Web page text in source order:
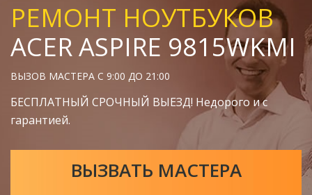
РЕМОНТ НОУТБУКОВ
ACER ASPIRE 9815WKMI
ВЫЗОВ МАСТЕРА С 9:00 ДО 21:00
БЕСПЛАТНЫЙ СРОЧНЫЙ ВЫЕЗД! Недорого и с
гарантией.
ВЫЗВАТЬ МАСТЕРА